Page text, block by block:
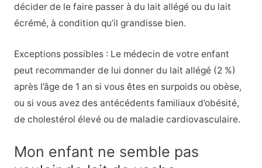
décider de le faire passer à du lait allégé ou du lait
écrémé, à condition qu’il grandisse bien.
Exceptions possibles : Le médecin de votre enfant
peut recommander de lui donner du lait allégé (2 %)
après l’âge de 1 an si vous êtes en surpoids ou obèse,
ou si vous avez des antécédents familiaux d’obésité,
de cholestérol élevé ou de maladie cardiovasculaire.
Mon enfant ne semble pas